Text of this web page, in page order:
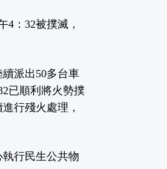
4：32被撲滅，
派出50多台車
已順利將火勢撲
行殘火處理，
行民生公共物